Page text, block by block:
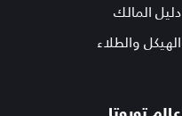
دليل المالك
الهيكل والطلاء